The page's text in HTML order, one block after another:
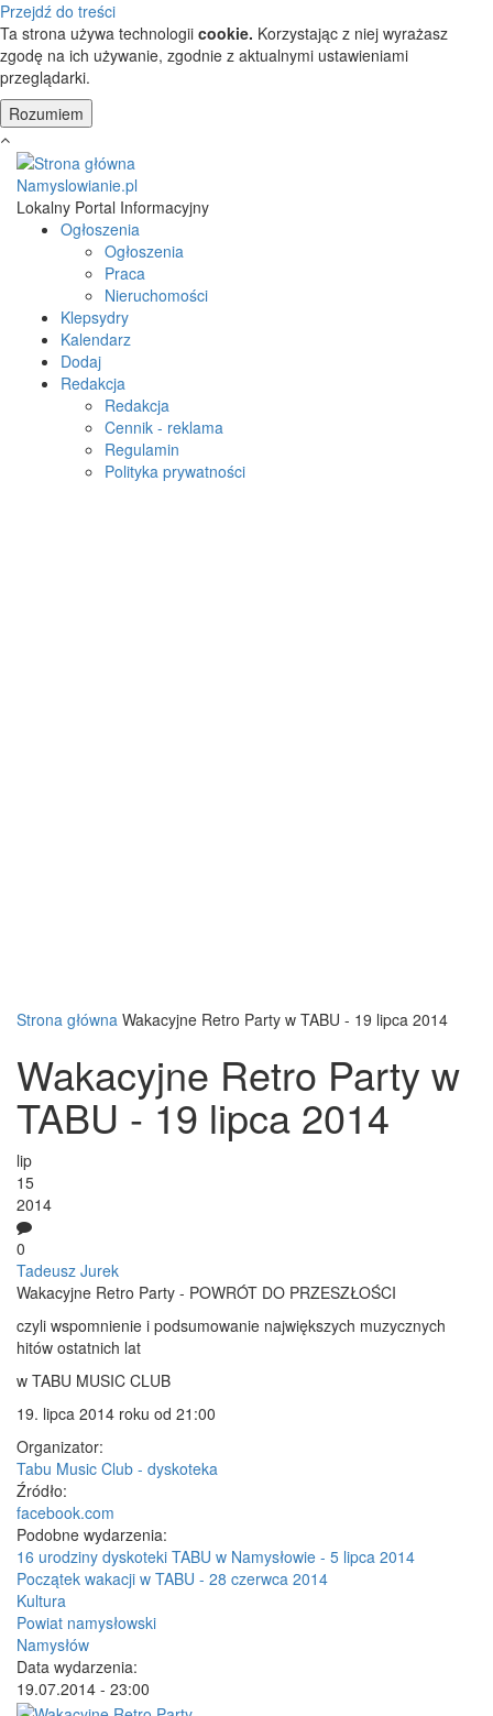
Przejdź do treści
Ta strona używa technologii cookie. Korzystając z niej wyrażasz
zgodę na ich używanie, zgodnie z aktualnymi ustawieniami
przeglądarki.
Namyslowianie.pl
Lokalny Portal Informacyjny
Ogłoszenia
Ogłoszenia
Praca
Nieruchomości
Klepsydry
Kalendarz
Dodaj
Redakcja
Redakcja
Cennik - reklama
Regulamin
Polityka prywatności
Strona główna Wakacyjne Retro Party w TABU - 19 lipca 2014
Wakacyjne Retro Party w
TABU - 19 lipca 2014
lip
15
2014
0
Tadeusz Jurek
Wakacyjne Retro Party - POWRÓT DO PRZESZŁOŚCI
czyli wspomnienie i podsumowanie największych muzycznych
hitów ostatnich lat
w TABU MUSIC CLUB
19. lipca 2014 roku od 21:00
Organizator:
Tabu Music Club - dyskoteka
Źródło:
facebook.com
Podobne wydarzenia:
16 urodziny dyskoteki TABU w Namysłowie - 5 lipca 2014
Początek wakacji w TABU - 28 czerwca 2014
Kultura
Powiat namysłowski
Namysłów
Data wydarzenia:
19.07.2014 - 23:00